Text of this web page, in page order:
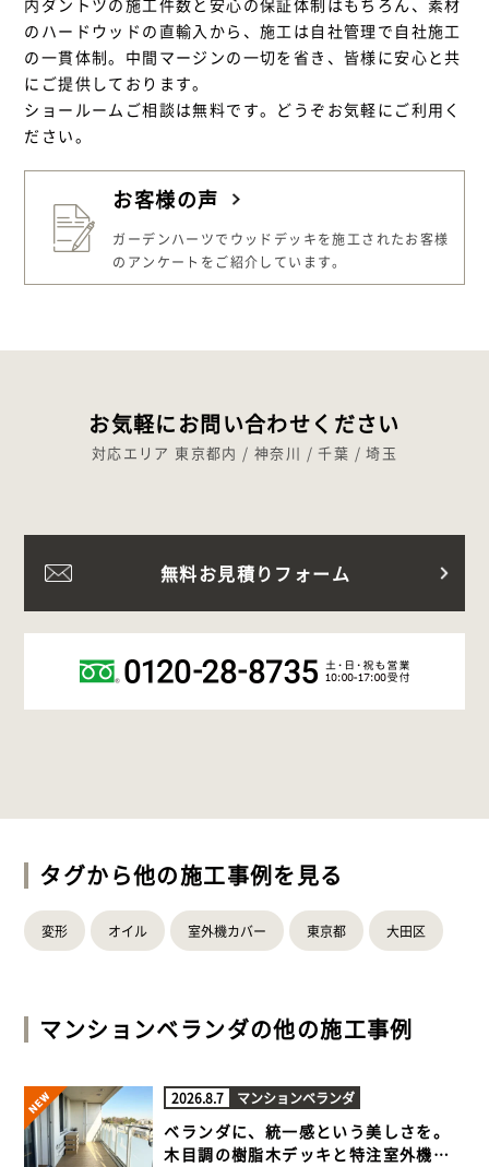
のハードウッドの直輸入から、施工は自社管理で自社施工
の一貫体制。中間マージンの一切を省き、皆様に安心と共
にご提供しております。
ショールームご相談は無料です。どうぞお気軽にご利用く
ださい。
お客様の声
ガーデンハーツでウッドデッキを施工されたお客様
のアンケートをご紹介しています。
お気軽にお問い合わせください
対応エリア 東京都内 / 神奈川 / 千葉 / 埼玉
無料お見積りフォーム
タグから他の施工事例を見る
変形 オイル 室外機カバー 東京都 大田区
マンションベランダの他の施工事例
2026.8.7 マンションベランダ
ベランダに、統一感という美しさを。
木目調の樹脂木デッキと特注室外機カ